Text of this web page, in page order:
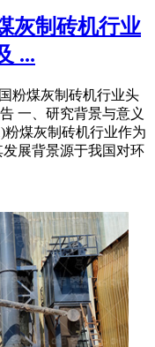
灰制砖机行业
...
粉煤灰制砖机行业头
一、研究背景与意义
煤灰制砖机行业作为
展背景源于我国对环